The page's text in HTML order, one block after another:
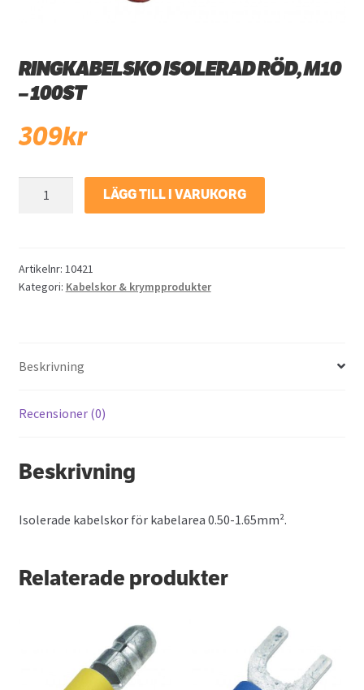
RINGKABELSKO ISOLERAD RÖD, M10
– 100ST
309kr
-
100st
LÄGG TILL I VARUKORG
Artikelnr: 10421
Kategori: Kabelskor & krympprodukter
Beskrivning
Recensioner (0)
Beskrivning
Isolerade kabelskor för kabelarea 0.50-1.65mm².
Relaterade produkter